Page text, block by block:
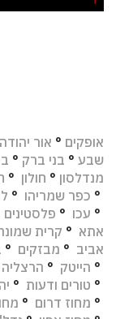
אופקים ° אור יהודה
שבע ° בני ברק °
מנדלסון ° חולון °
° כפר שמריהו °
° עכו ° פלסטינים
אתא ° קרית
אביב ° מבזקים °
° הייטק ° הרצליה
° טורים ודעות °
° מחוז דרום °